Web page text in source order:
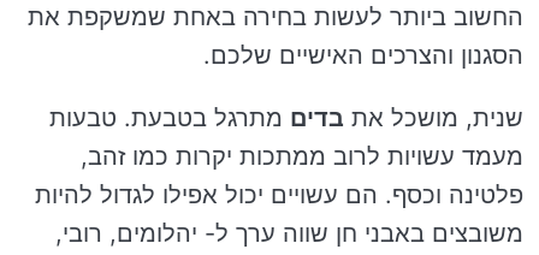
החשוב ביותר לעשות בחירה באחת שמשקפת את
הסגנון והצרכים האישיים שלכם.
שנית, מושכל את בדים מתרגל בטבעת. טבעות
מעמד עשויות לרוב ממתכות יקרות כמו זהב,
פלטינה וכסף. הם עשויים יכול אפילו לגדול להיות
משובצים באבני חן שווה ערך ל- יהלומים, רובי,